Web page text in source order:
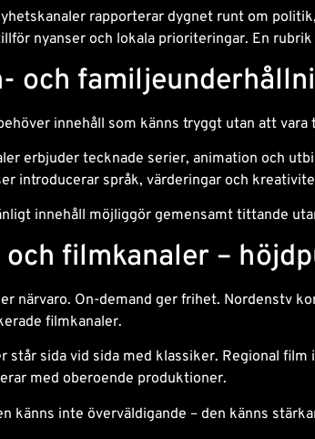
rapporterar dygnet runt om
nyanser och lokala prioriteringar. En
och
innehåll som känns tryggt utan att
erbjuder tecknade serier, animation och
introducerar språk, värderingar och
innehåll möjliggör gemensamt tittande
och filmkanaler –
närvaro. On-demand ger frihet. Nordenstv
filmkanaler.
står sida vid sida med klassiker. Regional
med oberoende produktioner.
känns inte överväldigande – den känns